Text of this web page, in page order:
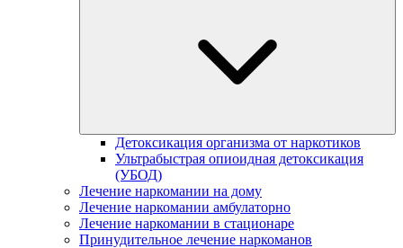
Детоксикация организма от наркотиков
Ультрабыстрая опиоидная детоксикация
(УБОД)
Лечение наркомании на дому
Лечение наркомании амбулаторно
Лечение наркомании в стационаре
Принудительное лечение наркоманов